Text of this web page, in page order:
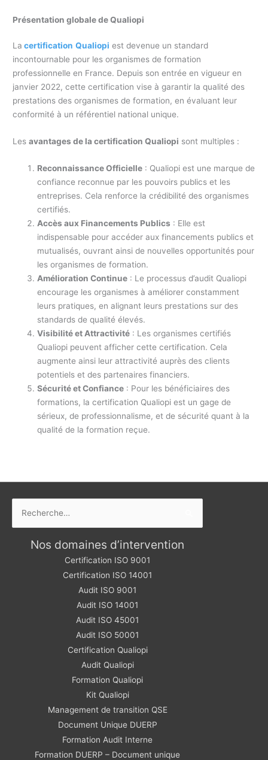
Présentation globale de Qualiopi
La certification Qualiopi est devenue un standard
incontournable pour les organismes de formation
professionnelle en France. Depuis son entrée en vigueur en
janvier 2022, cette certification vise à garantir la qualité des
prestations des organismes de formation, en évaluant leur
conformité à un référentiel national unique.
Lesavantages de la certification Qualiopi sont multiples :
Reconnaissance Officielle : Qualiopi est une marque de
confiance reconnue par les pouvoirs publics et les
entreprises. Cela renforce la crédibilité des organismes
certifiés.
Accès aux Financements Publics : Elle est
indispensable pour accéder aux financements publics et
mutualisés, ouvrant ainsi de nouvelles opportunités pour
les organismes de formation.
Amélioration Continue : Le processus d’audit Qualiopi
encourage les organismes à améliorer constamment
leurs pratiques, en alignant leurs prestations sur des
standards de qualité élevés.
Visibilité et Attractivité : Les organismes certifiés
Qualiopi peuvent afficher cette certification. Cela
augmente ainsi leur attractivité auprès des clients
potentiels et des partenaires financiers.
Sécurité et Confiance : Pour les bénéficiaires des
formations, la certification Qualiopi est un gage de
sérieux, de professionnalisme, et de sécurité quant à la
qualité de la formation reçue.
Nos domaines d’intervention
Certification ISO 9001
Certification ISO 14001
Audit ISO 9001
Audit ISO 14001
Audit ISO 45001
Audit ISO 50001
Certification Qualiopi
Audit Qualiopi
Formation Qualiopi
Kit Qualiopi
Management de transition QSE
Document Unique DUERP
Formation Audit Interne
Formation DUERP – Document unique